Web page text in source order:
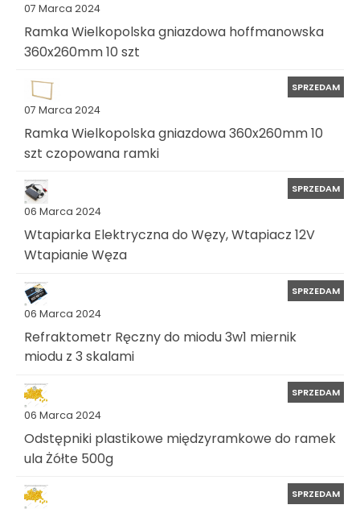
07 Marca 2024
Ramka Wielkopolska gniazdowa hoffmanowska
360x260mm 10 szt
07 Marca 2024
SPRZEDAM
Ramka Wielkopolska gniazdowa 360x260mm 10
szt czopowana ramki
06 Marca 2024
SPRZEDAM
Wtapiarka Elektryczna do Węzy, Wtapiacz 12V
Wtapianie Węza
06 Marca 2024
SPRZEDAM
Refraktometr Ręczny do miodu 3w1 miernik
miodu z 3 skalami
06 Marca 2024
SPRZEDAM
Odstępniki plastikowe międzyramkowe do ramek
ula Żółte 500g
SPRZEDAM